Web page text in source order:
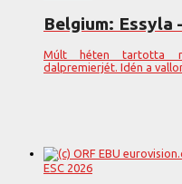
Belgium: Essyla
Múlt héten tartotta
dalpremierjét. Idén a
ESC 2026